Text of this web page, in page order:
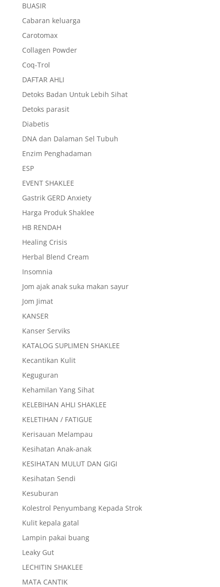
BUASIR
Cabaran keluarga
Carotomax
Collagen Powder
Coq-Trol
DAFTAR AHLI
Detoks Badan Untuk Lebih Sihat
Detoks parasit
Diabetis
DNA dan Dalaman Sel Tubuh
Enzim Penghadaman
ESP
EVENT SHAKLEE
Gastrik GERD Anxiety
Harga Produk Shaklee
HB RENDAH
Healing Crisis
Herbal Blend Cream
Insomnia
Jom ajak anak suka makan sayur
Jom Jimat
KANSER
Kanser Serviks
KATALOG SUPLIMEN SHAKLEE
Kecantikan Kulit
Keguguran
Kehamilan Yang Sihat
KELEBIHAN AHLI SHAKLEE
KELETIHAN / FATIGUE
Kerisauan Melampau
Kesihatan Anak-anak
KESIHATAN MULUT DAN GIGI
Kesihatan Sendi
Kesuburan
Kolestrol Penyumbang Kepada Strok
Kulit kepala gatal
Lampin pakai buang
Leaky Gut
LECHITIN SHAKLEE
MATA CANTIK